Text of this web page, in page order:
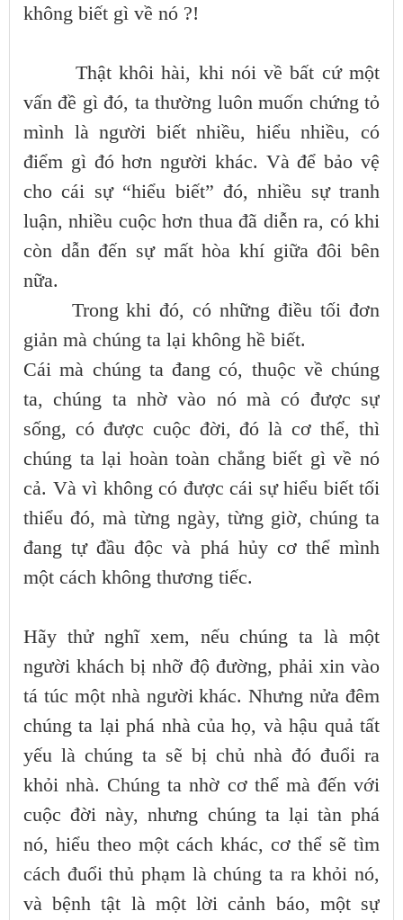
không biết gì về nó ?!
Thật khôi hài, khi nói về bất cứ một
vấn đề gì đó, ta thường luôn muốn chứng tỏ
mình là người biết nhiều, hiểu nhiều, có
điểm gì đó hơn người khác. Và để bảo vệ
cho cái sự “hiểu biết” đó, nhiều sự tranh
luận, nhiều cuộc hơn thua đã diễn ra, có khi
còn dẫn đến sự mất hòa khí giữa đôi bên
nữa.
Trong khi đó, có những điều tối đơn
giản mà chúng ta lại không hề biết.
Cái mà chúng ta đang có, thuộc về chúng
ta, chúng ta nhờ vào nó mà có được sự
sống, có được cuộc đời, đó là cơ thể, thì
chúng ta lại hoàn toàn chẳng biết gì về nó
cả. Và vì không có được cái sự hiểu biết tối
thiểu đó, mà từng ngày, từng giờ, chúng ta
đang tự đầu độc và phá hủy cơ thể mình
một cách không thương tiếc.
Hãy thử nghĩ xem, nếu chúng ta là một
người khách bị nhỡ độ đường, phải xin vào
tá túc một nhà người khác. Nhưng nửa đêm
chúng ta lại phá nhà của họ, và hậu quả tất
yếu là chúng ta sẽ bị chủ nhà đó đuổi ra
khỏi nhà. Chúng ta nhờ cơ thể mà đến với
cuộc đời này, nhưng chúng ta lại tàn phá
nó, hiểu theo một cách khác, cơ thể sẽ tìm
cách đuổi thủ phạm là chúng ta ra khỏi nó,
và bệnh tật là một lời cảnh báo, một sự